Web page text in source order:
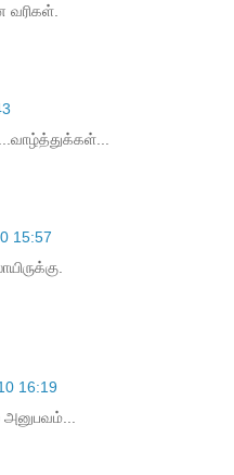
15:57
16:19